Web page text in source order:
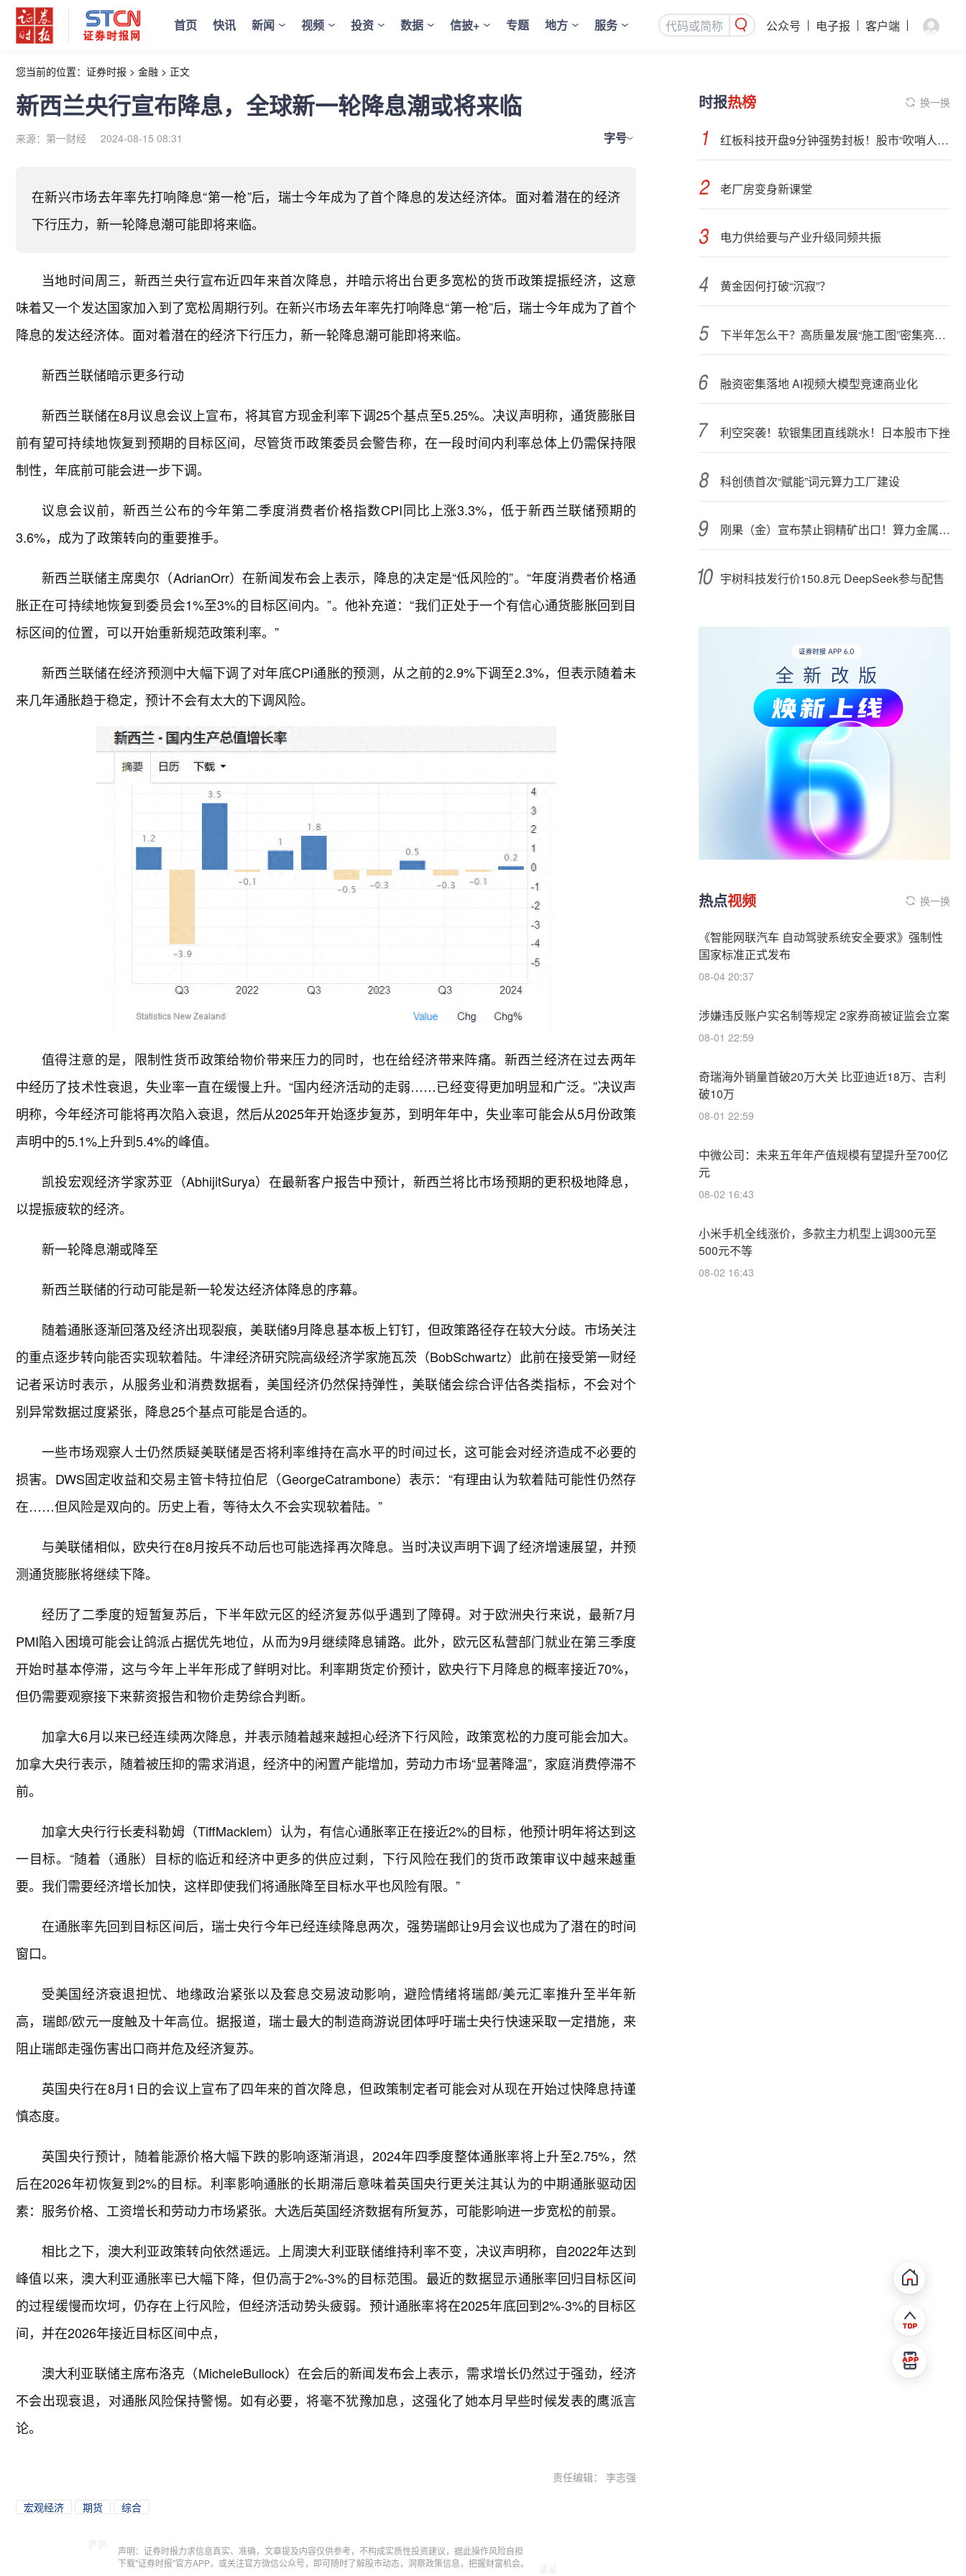
首页 快讯 新闻 视频 投资 数据 信披+ 专题 地方 服务 公众号 电子报 客户端
您当前的位置： 证券时报 > 金融 > 正文
新西兰央行宣布降息，全球新一轮降息潮或将来临
来源：第一财经 2024-08-15 08:31 字号
在新兴市场去年率先打响降息“第一枪”后，瑞士今年成为了首个降息的发达经济体。面对着潜在的经济
下行压力，新一轮降息潮可能即将来临。
当地时间周三，新西兰央行宣布近四年来首次降息，并暗示将出台更多宽松的货币政策提振经济，这意
味着又一个发达国家加入到了宽松周期行列。在新兴市场去年率先打响降息“第一枪”后，瑞士今年成为了首个
降息的发达经济体。面对着潜在的经济下行压力，新一轮降息潮可能即将来临。
新西兰联储暗示更多行动
新西兰联储在8月议息会议上宣布，将其官方现金利率下调25个基点至5.25%。决议声明称，通货膨胀目
前有望可持续地恢复到预期的目标区间，尽管货币政策委员会警告称，在一段时间内利率总体上仍需保持限
制性，年底前可能会进一步下调。
议息会议前，新西兰公布的今年第二季度消费者价格指数CPI同比上涨3.3%，低于新西兰联储预期的
3.6%，成为了政策转向的重要推手。
新西兰联储主席奥尔（AdrianOrr）在新闻发布会上表示，降息的决定是“低风险的”。“年度消费者价格通
胀正在可持续地恢复到委员会1%至3%的目标区间内。”。他补充道：“我们正处于一个有信心通货膨胀回到目
标区间的位置，可以开始重新规范政策利率。”
新西兰联储在经济预测中大幅下调了对年底CPI通胀的预测，从之前的2.9%下调至2.3%，但表示随着未
来几年通胀趋于稳定，预计不会有太大的下调风险。
值得注意的是，限制性货币政策给物价带来压力的同时，也在给经济带来阵痛。新西兰经济在过去两年
中经历了技术性衰退，失业率一直在缓慢上升。“国内经济活动的走弱……已经变得更加明显和广泛。”决议声
明称，今年经济可能将再次陷入衰退，然后从2025年开始逐步复苏，到明年年中，失业率可能会从5月份政策
声明中的5.1%上升到5.4%的峰值。
凯投宏观经济学家苏亚（AbhijitSurya）在最新客户报告中预计，新西兰将比市场预期的更积极地降息，
以提振疲软的经济。
新一轮降息潮或降至
新西兰联储的行动可能是新一轮发达经济体降息的序幕。
随着通胀逐渐回落及经济出现裂痕，美联储9月降息基本板上钉钉，但政策路径存在较大分歧。市场关注
的重点逐步转向能否实现软着陆。牛津经济研究院高级经济学家施瓦茨（BobSchwartz）此前在接受第一财经
记者采访时表示，从服务业和消费数据看，美国经济仍然保持弹性，美联储会综合评估各类指标，不会对个
别异常数据过度紧张，降息25个基点可能是合适的。
一些市场观察人士仍然质疑美联储是否将利率维持在高水平的时间过长，这可能会对经济造成不必要的
损害。DWS固定收益和交易主管卡特拉伯尼（GeorgeCatrambone）表示：“有理由认为软着陆可能性仍然存
在……但风险是双向的。历史上看，等待太久不会实现软着陆。”
与美联储相似，欧央行在8月按兵不动后也可能选择再次降息。当时决议声明下调了经济增速展望，并预
测通货膨胀将继续下降。
经历了二季度的短暂复苏后，下半年欧元区的经济复苏似乎遇到了障碍。对于欧洲央行来说，最新7月
PMI陷入困境可能会让鸽派占据优先地位，从而为9月继续降息铺路。此外，欧元区私营部门就业在第三季度
开始时基本停滞，这与今年上半年形成了鲜明对比。利率期货定价预计，欧央行下月降息的概率接近70%，
但仍需要观察接下来薪资报告和物价走势综合判断。
加拿大6月以来已经连续两次降息，并表示随着越来越担心经济下行风险，政策宽松的力度可能会加大。
加拿大央行表示，随着被压抑的需求消退，经济中的闲置产能增加，劳动力市场“显著降温”，家庭消费停滞不
前。
加拿大央行行长麦科勒姆（TiffMacklem）认为，有信心通胀率正在接近2%的目标，他预计明年将达到这
一目标。“随着（通胀）目标的临近和经济中更多的供应过剩，下行风险在我们的货币政策审议中越来越重
要。我们需要经济增长加快，这样即使我们将通胀降至目标水平也风险有限。”
在通胀率先回到目标区间后，瑞士央行今年已经连续降息两次，强势瑞郎让9月会议也成为了潜在的时间
窗口。
受美国经济衰退担忧、地缘政治紧张以及套息交易波动影响，避险情绪将瑞郎/美元汇率推升至半年新
高，瑞郎/欧元一度触及十年高位。据报道，瑞士最大的制造商游说团体呼吁瑞士央行快速采取一定措施，来
阻止瑞郎走强伤害出口商并危及经济复苏。
英国央行在8月1日的会议上宣布了四年来的首次降息，但政策制定者可能会对从现在开始过快降息持谨
慎态度。
英国央行预计，随着能源价格大幅下跌的影响逐渐消退，2024年四季度整体通胀率将上升至2.75%，然
后在2026年初恢复到2%的目标。利率影响通胀的长期滞后意味着英国央行更关注其认为的中期通胀驱动因
素：服务价格、工资增长和劳动力市场紧张。大选后英国经济数据有所复苏，可能影响进一步宽松的前景。
相比之下，澳大利亚政策转向依然遥远。上周澳大利亚联储维持利率不变，决议声明称，自2022年达到
峰值以来，澳大利亚通胀率已大幅下降，但仍高于2%-3%的目标范围。最近的数据显示通胀率回归目标区间
的过程缓慢而坎坷，仍存在上行风险，但经济活动势头疲弱。预计通胀率将在2025年底回到2%-3%的目标区
间，并在2026年接近目标区间中点，
澳大利亚联储主席布洛克（MicheleBullock）在会后的新闻发布会上表示，需求增长仍然过于强劲，经济
不会出现衰退，对通胀风险保持警惕。如有必要，将毫不犹豫加息，这强化了她本月早些时候发表的鹰派言
论。
责任编辑： 李志强
宏观经济 期货 综合
声明：证券时报力求信息真实、准确，文章提及内容仅供参考，不构成实质性投资建议，据此操作风险自担
下载"证券时报"官方APP，或关注官方微信公众号，即可随时了解股市动态，洞察政策信息，把握财富机会。
时报热榜 换一换
红板科技开盘9分钟强势封板！股市“吹哨人”突然改口！市场风向变了？
老厂房变身新课堂
电力供给要与产业升级同频共振
黄金因何打破“沉寂”？
下半年怎么干？高质量发展“施工图”密集亮相 聚焦主业提质增效 国资央企向AI要动能
融资密集落地 AI视频大模型竞速商业化
利空突袭！软银集团直线跳水！日本股市下挫
科创债首次“赋能”词元算力工厂建设
刚果（金）宣布禁止铜精矿出口！算力金属影响多大？
宇树科技发行价150.8元 DeepSeek参与配售
热点视频 换一换
《智能网联汽车 自动驾驶系统安全要求》强制性
国家标准正式发布
08-04 20:37
涉嫌违反账户实名制等规定 2家券商被证监会立案
08-01 22:59
奇瑞海外销量首破20万大关 比亚迪近18万、吉利
破10万
08-01 22:59
中微公司：未来五年年产值规模有望提升至700亿
元
08-02 16:43
小米手机全线涨价，多款主力机型上调300元至
500元不等
08-02 16:43